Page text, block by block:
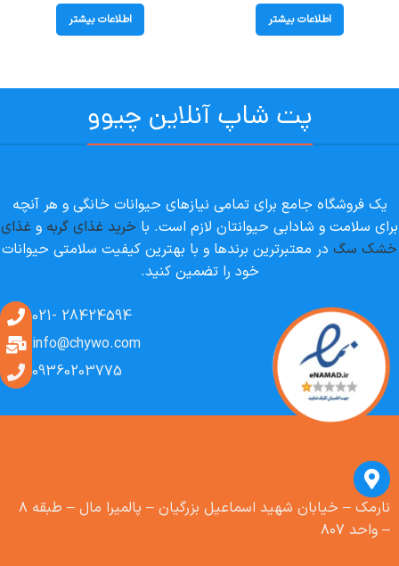
Mix) وزن 1 کیلوگرم (بسته بندی
اصلی)
اطلاعات بیشتر اطلاعات بیشتر
پت شاپ آنلاین چیوو
یک فروشگاه جامع برای تمامی نیازهای حیوانات خانگی و هر آنچه
برای سلامت و شادابی حیوانتان لازم است. با خرید غذای گربه و غذای
خشک سگ در معتبرترین برندها و با بهترین کیفیت سلامتی حیوانات
خود را تضمین کنید.
28424594 -021
info@chywo.com
09360203775
نارمک – خیابان شهید اسماعیل بزرگیان – پالمیرا مال – طبقه ۸
– واحد ۸۰۷